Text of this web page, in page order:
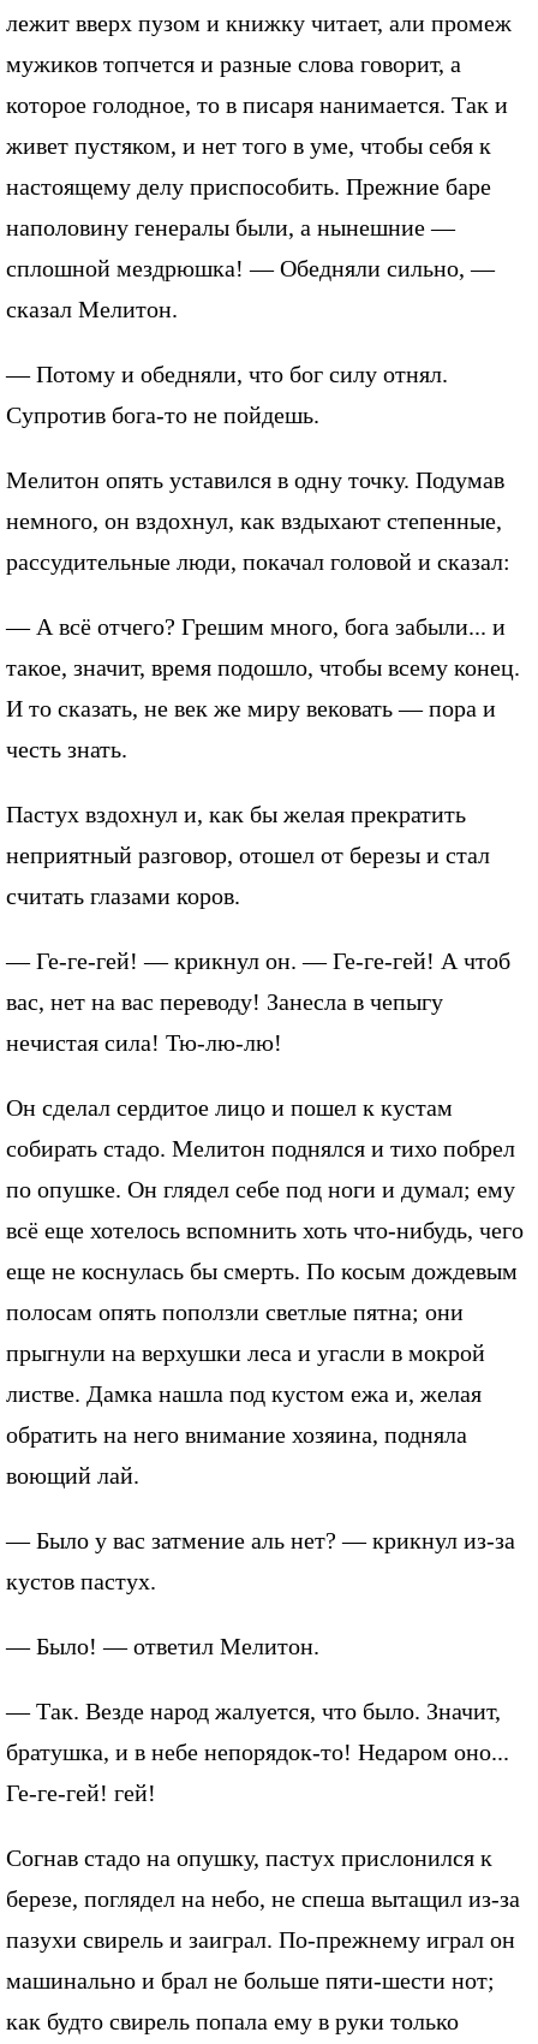
лежит вверх пузом и книжку читает, али промеж
мужиков топчется и разные слова говорит, а
которое голодное, то в писаря нанимается. Так и
живет пустяком, и нет того в уме, чтобы себя к
настоящему делу приспособить. Прежние баре
наполовину генералы были, а нынешние —
сплошной мездрюшка! — Обедняли сильно, —
сказал Мелитон.
— Потому и обедняли, что бог силу отнял.
Супротив бога-то не пойдешь.
Мелитон опять уставился в одну точку. Подумав
немного, он вздохнул, как вздыхают степенные,
рассудительные люди, покачал головой и сказал:
— А всё отчего? Грешим много, бога забыли... и
такое, значит, время подошло, чтобы всему конец.
И то сказать, не век же миру вековать — пора и
честь знать.
Пастух вздохнул и, как бы желая прекратить
неприятный разговор, отошел от березы и стал
считать глазами коров.
— Ге-ге-гей! — крикнул он. — Ге-ге-гей! А чтоб
вас, нет на вас переводу! Занесла в чепыгу
нечистая сила! Тю-лю-лю!
Он сделал сердитое лицо и пошел к кустам
собирать стадо. Мелитон поднялся и тихо побрел
по опушке. Он глядел себе под ноги и думал; ему
всё еще хотелось вспомнить хоть что-нибудь, чего
еще не коснулась бы смерть. По косым дождевым
полосам опять поползли светлые пятна; они
прыгнули на верхушки леса и угасли в мокрой
листве. Дамка нашла под кустом ежа и, желая
обратить на него внимание хозяина, подняла
воющий лай.
— Было у вас затмение аль нет? — крикнул из-за
кустов пастух.
— Было! — ответил Мелитон.
— Так. Везде народ жалуется, что было. Значит,
братушка, и в небе непорядок-то! Недаром оно...
Ге-ге-гей! гей!
Согнав стадо на опушку, пастух прислонился к
березе, поглядел на небо, не спеша вытащил из-за
пазухи свирель и заиграл. По-прежнему играл он
машинально и брал не больше пяти-шести нот;
как будто свирель попала ему в руки только